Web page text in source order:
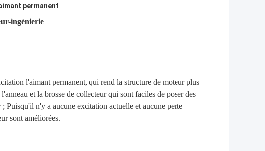
permanent
ingénierie
l'aimant permanent, qui rend la structure de moteur plus
et la brosse de collecteur qui sont faciles de poser des
Puisqu'il n'y a aucune excitation actuelle et aucune perte
sont améliorées.